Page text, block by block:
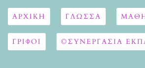
ΑΡΧΙΚΉ ΓΛΏΣΣΑ
ΓΡΙΦΟΙ ©ΣΥΝΕΡΓΑΣΙΑ